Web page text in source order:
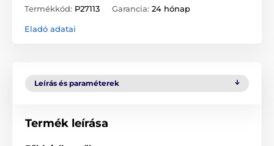
Termékkód: P27113 Garancia: 24 hónap
Eladó adatai
Leírás és paraméterek
Termék leírása